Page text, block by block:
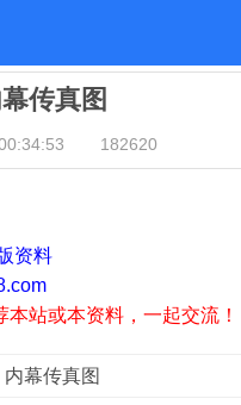
传真图
182620
资料
站或本资料，一起交流！
幕传真图